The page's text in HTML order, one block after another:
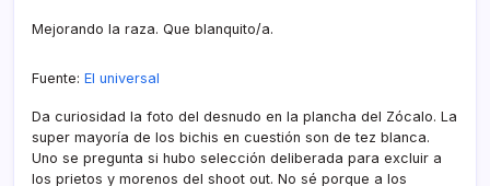
Mejorando la raza. Que blanquito/a.
Fuente: El universal
Da curiosidad la foto del desnudo en la plancha del Zócalo. La
super mayorí­a de los bichis en cuestión son de tez blanca.
Uno se pregunta si hubo selección deliberada para excluir a
los prietos y morenos del shoot out. No sé porque a los